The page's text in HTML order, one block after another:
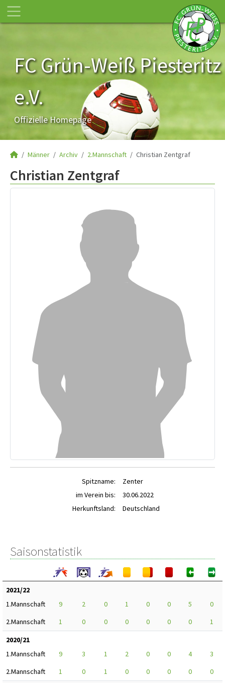
FC Grün-Weiß Piesteritz
e.V.
Offizielle Homepage
Männer Archiv 2.Mannschaft Christian Zentgraf
Christian Zentgraf
Spitzname:
Zenter
im Verein bis:
30.06.2022
Herkunftsland:
Deutschland
Saisonstatistik
2021/22
1.Mannschaft
9 2 0 1 0 0 5
0
2.Mannschaft
1 0 0 0 0 0 0
1
2020/21
1.Mannschaft
9 3 1 2 0 0 4
3
2.Mannschaft
1 0 1 0 0 0 0
0